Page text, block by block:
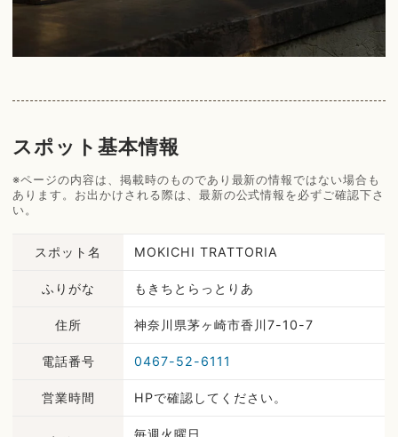
スポット基本情報
※ページの内容は、掲載時のものであり最新の情報ではない場合も
あります。お出かけされる際は、最新の公式情報を必ずご確認下さ
い。
スポット名 MOKICHI TRATTORIA
ふりがな もきちとらっとりあ
住所 神奈川県茅ヶ崎市香川7-10-7
電話番号 0467-52-6111
営業時間 HPで確認してください。